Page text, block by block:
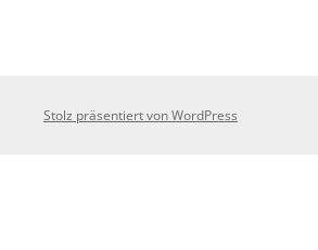
Stolz präsentiert von WordPress